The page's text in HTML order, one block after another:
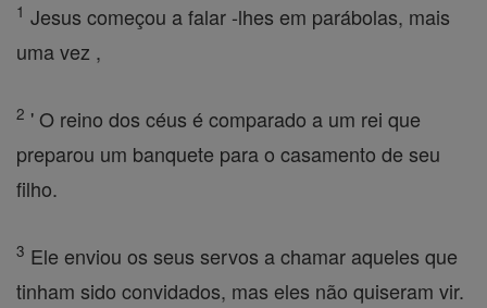
1 Jesus começou a falar -lhes em parábolas, mais
uma vez ,
2 ' O reino dos céus é comparado a um rei que
preparou um banquete para o casamento de seu
filho.
3 Ele enviou os seus servos a chamar aqueles que
tinham sido convidados, mas eles não quiseram vir.